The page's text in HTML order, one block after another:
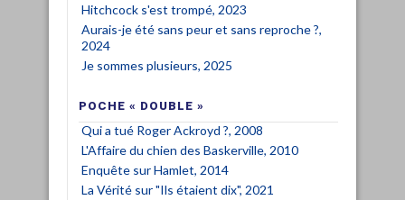
Hitchcock s'est trompé, 2023
Aurais-je été sans peur et sans reproche ?,
2024
Je sommes plusieurs, 2025
POCHE « DOUBLE »
Qui a tué Roger Ackroyd ?, 2008
L'Affaire du chien des Baskerville, 2010
Enquête sur Hamlet, 2014
La Vérité sur "Ils étaient dix", 2021